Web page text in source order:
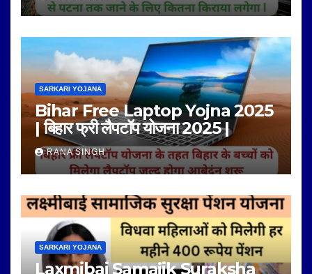
SARKARI YOJANA
Bihar Free Laptop Yojna 2025
| बिहार फ्री लैपटॉप योजना 2025 |
RANA SINGH
SARKARI YOJANA
Laxmibai Samajik Suraksha